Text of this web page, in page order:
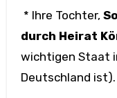
* Ihre Tochter,
durch Heirat
wichtigen Staat
Deutschland ist).